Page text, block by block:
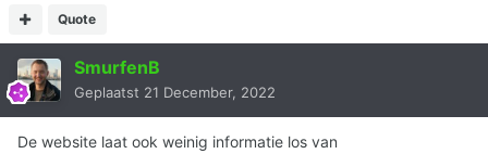
Quote
SmurfenB
Geplaatst 21 December, 2022
De website laat ook weinig informatie los van